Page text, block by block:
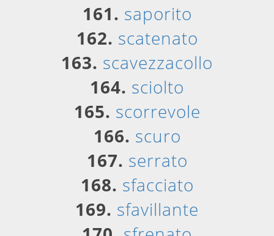
161. saporito
162. scatenato
163. scavezzacollo
164. sciolto
165. scorrevole
166. scuro
167. serrato
168. sfacciato
169. sfavillante